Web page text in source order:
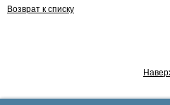
Возврат к списку